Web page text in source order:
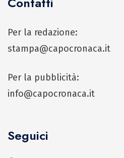
Per la redazione:
stampa@capocronaca.it
Per la pubblicità:
info@capocronaca.it
Seguici